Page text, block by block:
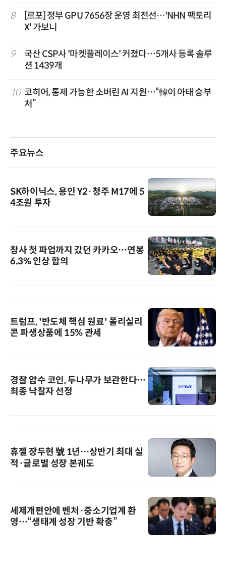
8
[르포] 정부 GPU 7656장 운영 최전선…'NHN 팩토리
X' 가보니
9
국산 CSP사 '마켓플레이스' 커졌다…5개사 등록 솔루
션 1439개
10 코히어, 통제 가능한 소버린 AI 지원…“韓이 아태 승부
처”
주요뉴스
SK하이닉스, 용인 Y2·청주 M17에 5
4조원 투자
창사 첫 파업까지 갔던 카카오…연봉
6.3% 인상 합의
트럼프, '반도체 핵심 원료' 폴리실리
콘 파생상품에 15% 관세
경찰 압수 코인, 두나무가 보관한다…
최종 낙찰자 선정
휴젤 장두현 號 1년…상반기 최대 실
적·글로벌 성장 본궤도
세제개편안에 벤처·중소기업계 환
영…“생태계 성장 기반 확충”